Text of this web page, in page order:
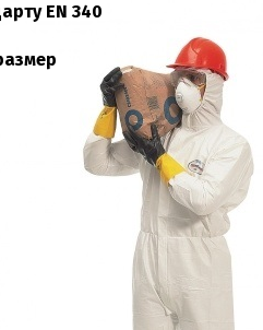
EN 340